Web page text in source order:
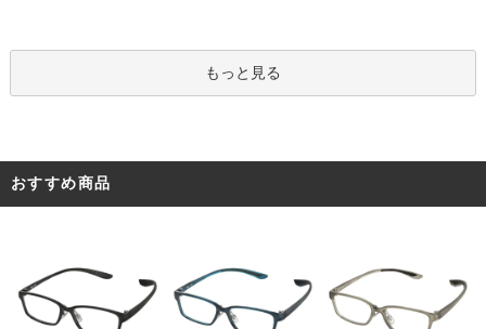
もっと見る
おすすめ商品